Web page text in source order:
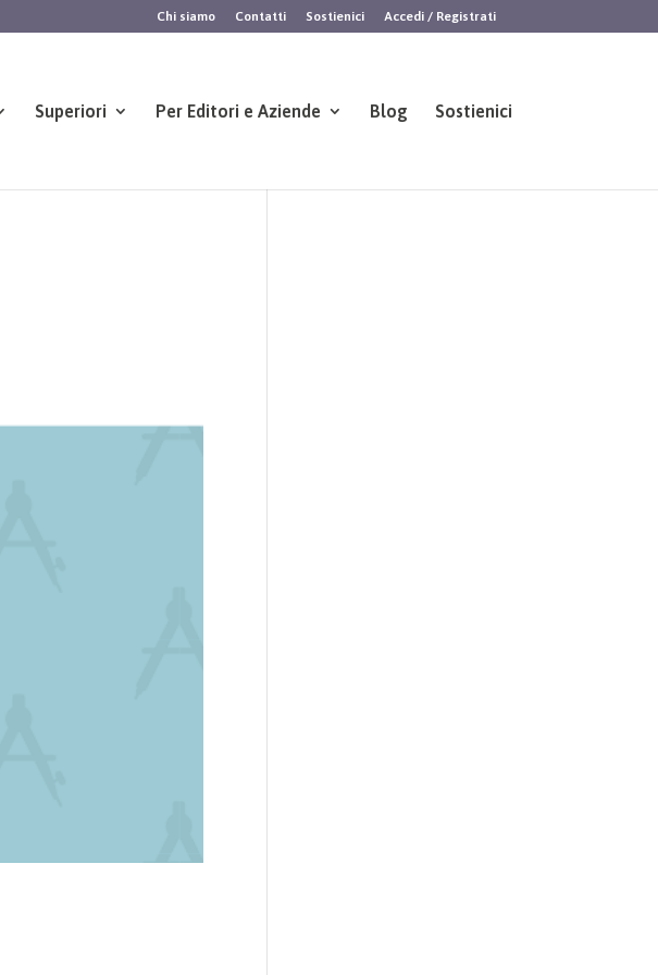
Chi siamo Contatti Sostienici Accedi / Registrati
Superiori Per Editori e Aziende Blog Sostienici